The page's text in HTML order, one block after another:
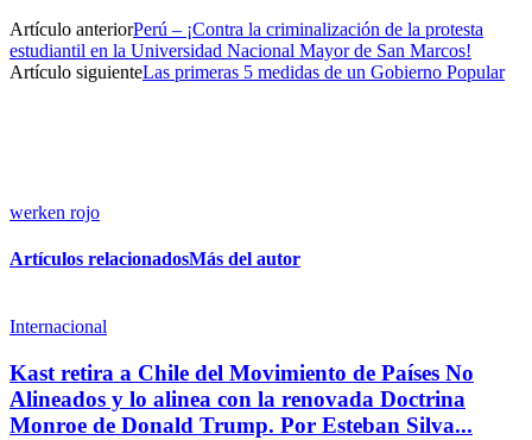
Artículo anteriorPerú – ¡Contra la criminalización de la protesta
estudiantil en la Universidad Nacional Mayor de San Marcos!
Artículo siguienteLas primeras 5 medidas de un Gobierno Popular
werken rojo
Artículos relacionadosMás del autor
Internacional
Kast retira a Chile del Movimiento de Países No
Alineados y lo alinea con la renovada Doctrina
Monroe de Donald Trump. Por Esteban Silva...